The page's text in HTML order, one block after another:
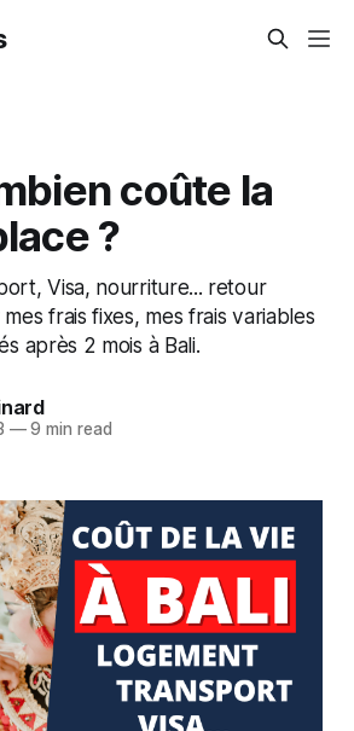
coûte la
?
Visa, nourriture... retour
frais fixes, mes frais variables
après 2 mois à Bali.
—9 min read